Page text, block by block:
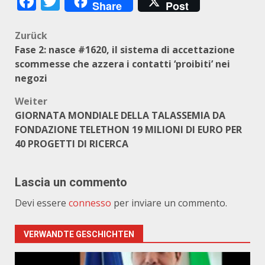
Share Post
Beitragsnavigation
Zurück
Fase 2: nasce #1620, il sistema di accettazione
scommesse che azzera i contatti ‘proibiti’ nei
negozi
Weiter
GIORNATA MONDIALE DELLA TALASSEMIA DA
FONDAZIONE TELETHON 19 MILIONI DI EURO PER
40 PROGETTI DI RICERCA
Lascia un commento
Devi essere connesso per inviare un commento.
VERWANDTE GESCHICHTEN